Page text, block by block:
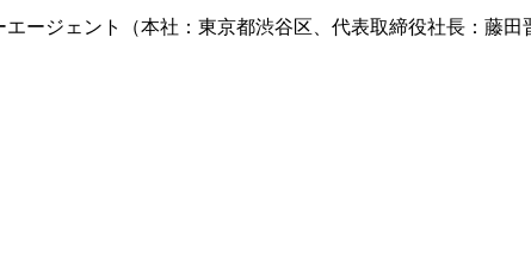
ージェント（本社：東京都渋谷区、代表取締役社長：藤